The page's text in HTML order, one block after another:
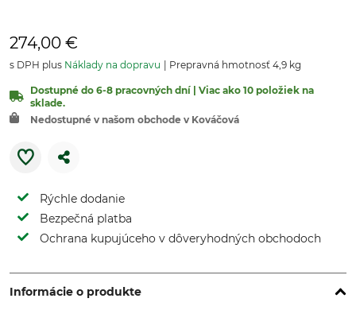
274,00 €
s DPH plus Náklady na dopravu Prepravná hmotnosť 4,9 kg
Dostupné do 6-8 pracovných dní | Viac ako 10 položiek na
sklade.
Nedostupné v našom obchode v Kováčová
Rýchle dodanie
Bezpečná platba
Ochrana kupujúceho v dôveryhodných obchodoch
Informácie o produkte